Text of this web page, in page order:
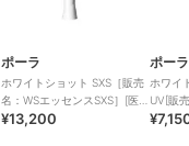
ポーラ
ホワイトショット SXS［販売
名：WSエッセンスSXS］[医
薬部外品]
¥13,200
ポーラ
ホワイ
UV[販
UV][医